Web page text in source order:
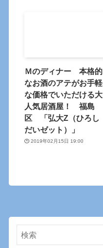
Ｍのディナー 本格的
なお酒のアテがお手軽
な価格でいただける大
人気居酒屋！ 福島
区 「弘大Z（ひろし
だいゼット）」
2019年02月15日 19:00